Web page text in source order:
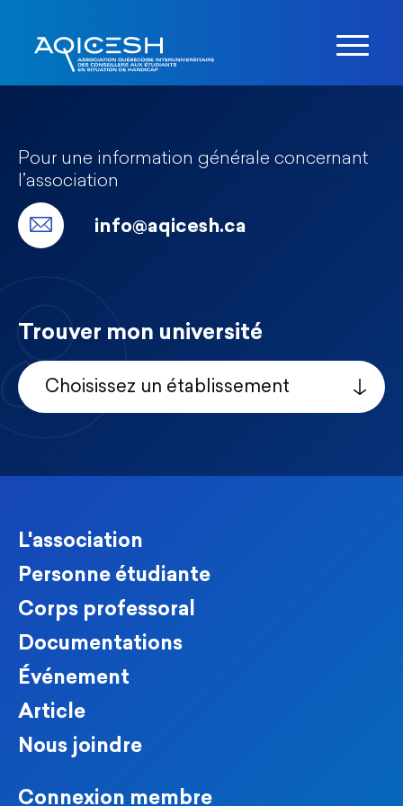
L'association
Personne étudiante
Corps professoral
Documentations
Événement
Article
Nous joindre
Connexion membre
Pour une information générale concernant
l’association
info@aqicesh.ca
Trouver mon université
Choisissez un établissement